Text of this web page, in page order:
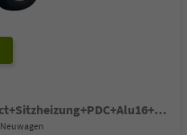
Trend 115PS DSG AppConnect+Sitzheizung+PDC+Alu16+LED+DAB+FrontAssist
Neuwagen